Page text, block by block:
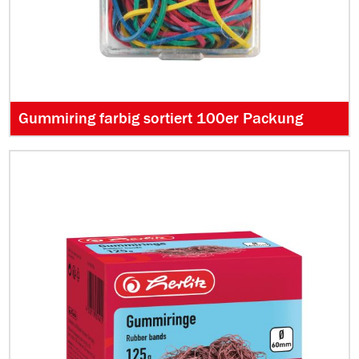
Gummiring farbig sortiert 100er Packung